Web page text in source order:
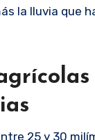
la lluvia que
25 y 30